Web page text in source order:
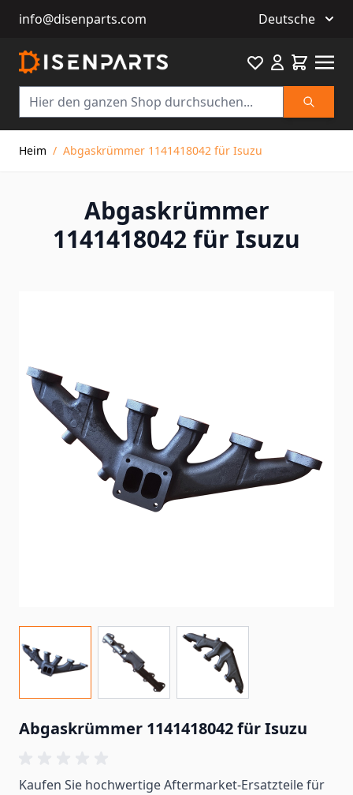
info@disenparts.com Deutsche
Suche
Favourite
Heim / Abgaskrümmer 1141418042 für Isuzu
Abgaskrümmer
1141418042 für Isuzu
Abgaskrümmer 1141418042 für Isuzu
Kaufen Sie hochwertige Aftermarket-Ersatzteile für